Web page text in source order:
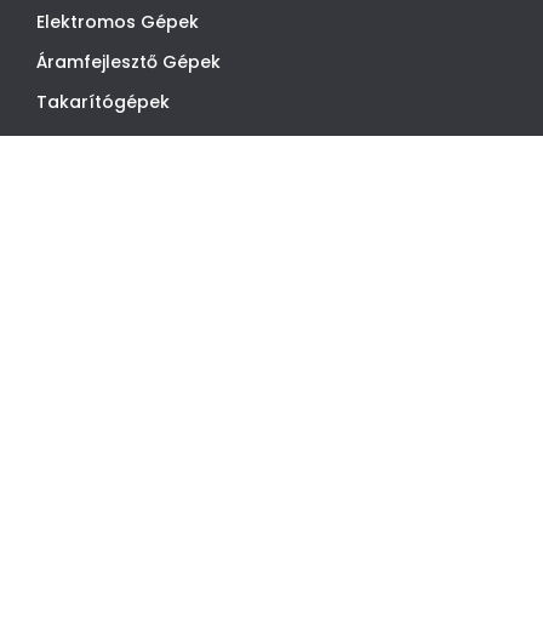
Elektromos Gépek
Áramfejlesztő Gépek
Takarítógépek